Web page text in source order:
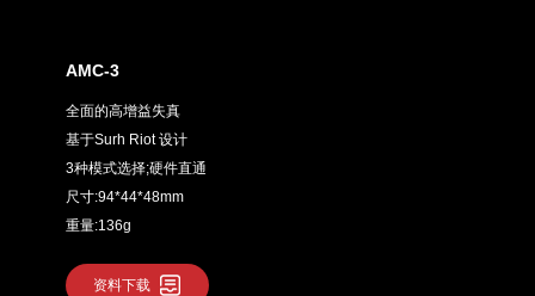
AMC-3
全面的高增益失真
基于Surh Riot 设计
3种模式选择;硬件直通
尺寸:94*44*48mm
重量:136g
资料下载